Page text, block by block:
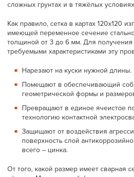
сложных грунтах и в тяжёлых
Как правило, сетка в картах 120x120
имеющей переменное сечение
толщиной от 3 до 6 мм. Для получения
требуемыми характеристиками эту
Нарезают на куски нужной длины.
Помещают в обеспечивающий
геометрической формы и
Превращают в единое ячеистое
технологию контактной
Защищают от воздействия
поверхность слой
всего – цинка.
От того, какой размер имеет сварная